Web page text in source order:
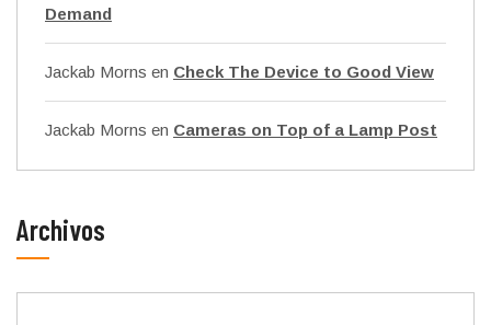
Demand
Jackab Morns en Check The Device to Good View
Jackab Morns en Cameras on Top of a Lamp Post
Archivos